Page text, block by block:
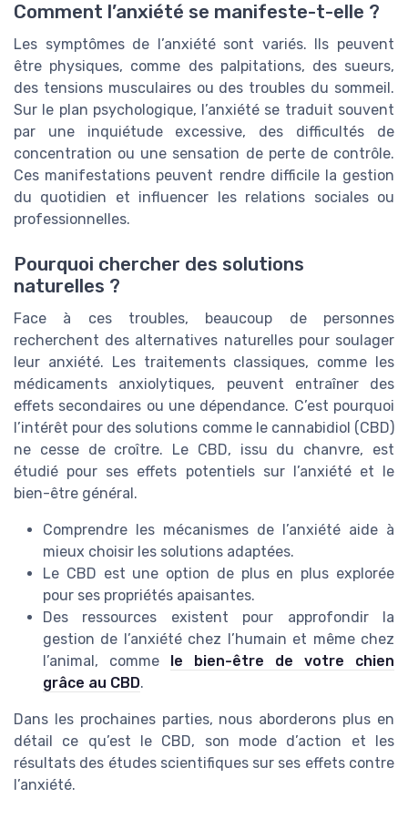
Comment l’anxiété se manifeste-t-elle ?
Les symptômes de l’anxiété sont variés. Ils peuvent
être physiques, comme des palpitations, des sueurs,
des tensions musculaires ou des troubles du sommeil.
Sur le plan psychologique, l’anxiété se traduit souvent
par une inquiétude excessive, des difficultés de
concentration ou une sensation de perte de contrôle.
Ces manifestations peuvent rendre difficile la gestion
du quotidien et influencer les relations sociales ou
professionnelles.
Pourquoi chercher des solutions
naturelles ?
Face à ces troubles, beaucoup de personnes
recherchent des alternatives naturelles pour soulager
leur anxiété. Les traitements classiques, comme les
médicaments anxiolytiques, peuvent entraîner des
effets secondaires ou une dépendance. C’est pourquoi
l’intérêt pour des solutions comme le cannabidiol (CBD)
ne cesse de croître. Le CBD, issu du chanvre, est
étudié pour ses effets potentiels sur l’anxiété et le
bien-être général.
Comprendre les mécanismes de l’anxiété aide à
mieux choisir les solutions adaptées.
Le CBD est une option de plus en plus explorée
pour ses propriétés apaisantes.
Des ressources existent pour approfondir la
gestion de l’anxiété chez l’humain et même chez
l’animal, comme le bien-être de votre chien
grâce au CBD.
Dans les prochaines parties, nous aborderons plus en
détail ce qu’est le CBD, son mode d’action et les
résultats des études scientifiques sur ses effets contre
l’anxiété.